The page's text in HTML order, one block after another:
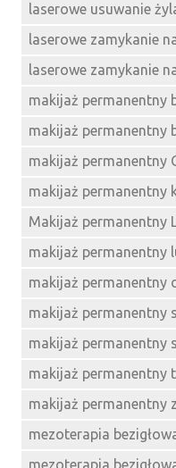
laserowe usuwanie
laserowe zamykanie
laserowe zamykanie
makijaż permanentny
makijaż permanentny
makijaż permanentny
makijaż permanentny
Makijaż permanentny
makijaż permanentny
makijaż permanentny
makijaż permanentny
makijaż permanentny
makijaż permanentny
makijaż permanentny
mezoterapia
mezoterapia